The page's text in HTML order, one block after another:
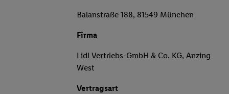
Balanstraße 188, 81549 München
Firma
Lidl Vertriebs-GmbH & Co. KG, Anzing
West
Vertragsart